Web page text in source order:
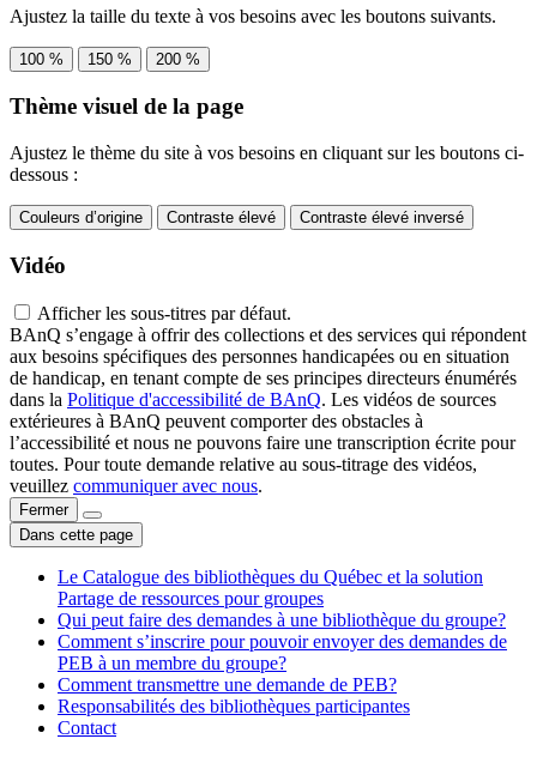
Ajustez la taille du texte à vos besoins avec les boutons suivants.
100 % 150 % 200 %
Thème visuel de la page
Ajustez le thème du site à vos besoins en cliquant sur les boutons ci-
dessous :
Couleurs d’origine Contraste élevé Contraste élevé inversé
Vidéo
Afficher les sous-titres par défaut.
BAnQ s’engage à offrir des collections et des services qui répondent
aux besoins spécifiques des personnes handicapées ou en situation
de handicap, en tenant compte de ses principes directeurs énumérés
dans la Politique d'accessibilité de BAnQ. Les vidéos de sources
extérieures à BAnQ peuvent comporter des obstacles à
l’accessibilité et nous ne pouvons faire une transcription écrite pour
toutes. Pour toute demande relative au sous-titrage des vidéos,
veuillez communiquer avec nous.
Fermer
Dans cette page
Le Catalogue des bibliothèques du Québec et la solution
Partage de ressources pour groupes
Qui peut faire des demandes à une bibliothèque du groupe?
Comment s’inscrire pour pouvoir envoyer des demandes de
PEB à un membre du groupe?
Comment transmettre une demande de PEB?
Responsabilités des bibliothèques participantes
Contact